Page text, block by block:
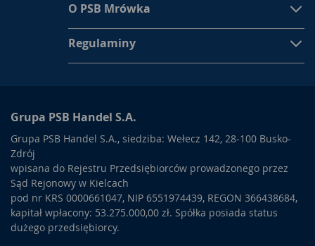
O PSB Mrówka
Regulaminy
Grupa PSB Handel S.A.
Grupa PSB Handel S.A., siedziba: Wełecz 142, 28-100 Busko-
Zdrój
wpisana do Rejestru Przedsiębiorców prowadzonego przez
Sąd Rejonowy w Kielcach
pod nr KRS 0000661047, NIP 6551974439, REGON 366438684,
kapitał wpłacony: 53.275.000,00 zł. Spółka posiada status
dużego przedsiębiorcy.